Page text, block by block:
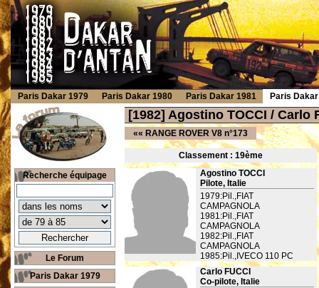
[1982] Agostino TOCCI / Carlo
«« RANGE ROVER V8 n°173
Classement : 19ème
Agostino TOCCI
Pilote, Italie
1979:Pil.,FIAT
CAMPAGNOLA
1981:Pil.,FIAT
CAMPAGNOLA
1982:Pil.,FIAT
CAMPAGNOLA
1985:Pil.,IVECO 110 PC
Carlo FUCCI
Co-pilote, Italie
Recherche équipage
Le Forum
Paris Dakar 1979
Paris Dakar 1979 Paris Dakar 1980 Paris Dakar 1981 Paris